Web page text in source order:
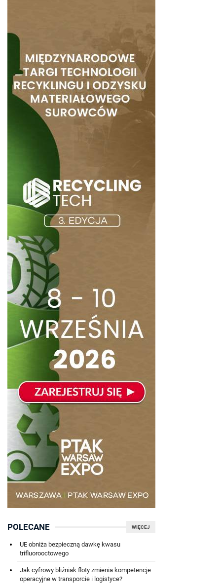
WIĘCEJ
POLECANE
UE obniża bezpieczną dawkę kwasu
trifluorooctowego
Jak cyfrowy bliźniak floty zmienia kompetencje
operacyjne w transporcie i logistyce?